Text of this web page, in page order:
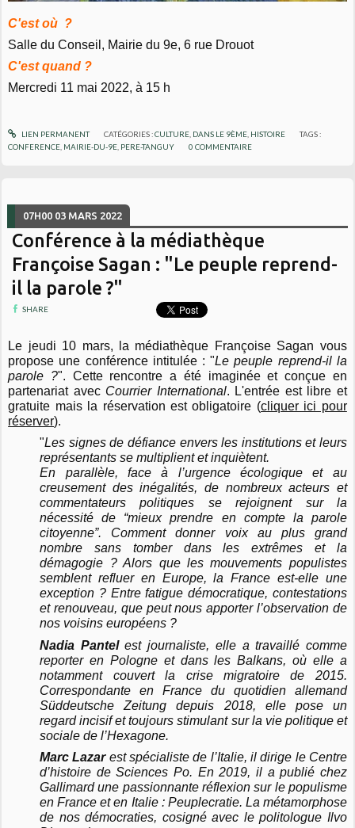
C'est où ?
Salle du Conseil, Mairie du 9e, 6 rue Drouot
C'est quand ?
Mercredi 11 mai 2022, à 15 h
LIEN PERMANENT CATÉGORIES :CULTURE, DANS LE 9ÈME, HISTOIRE
TAGS :
CONFERENCE MAIRIE-DU-9E PERE-TANGUY 0 COMMENTAIRE
07H00 03 MARS 2022
Conférence à la médiathèque
Françoise Sagan : "Le peuple reprend-
il la parole ?"
SHARE
Le jeudi 10 mars, la médiathèque Françoise Sagan vous
propose une conférence intitulée : "Le peuple reprend-il la
parole ?". Cetterencontre a été imaginée et conçue en
partenariat avec Courrier International. L'entrée est libre et
gratuite mais la réservation est obligatoire (cliquer ici pour
réserver).
"Les signes de défiance envers les institutions et leurs
représentants se multiplient et inquiètent.
En parallèle, face à l’urgence écologique et au
creusement des inégalités, de nombreux acteurs et
commentateurs politiques se rejoignent sur la
nécessité de “mieux prendre en compte la parole
citoyenne”. Comment donner voix au plus grand
nombre sans tomber dans les extrêmes et la
démagogie ? Alors que les mouvements populistes
semblent refluer en Europe, la France est-elle une
exception ? Entre fatigue démocratique, contestations
et renouveau, que peut nous apporter l’observation de
nos voisins européens ?
Nadia Pantelest journaliste, elle a travaillé comme
reporter en Pologne et dans les Balkans, où elle a
notamment couvert la crise migratoire de 2015.
Correspondante en France du quotidien allemand
Süddeutsche Zeitung depuis 2018, elle pose un
regard incisif et toujours stimulant sur la vie politique et
sociale de l’Hexagone.
Marc Lazar est spécialiste de l’Italie, il dirige le Centre
d’histoire de Sciences Po. En 2019, il a publié chez
Gallimard une passionnante réflexion sur le populisme
en France et en Italie : Peuplecratie. La métamorphose
de nos démocraties, cosigné avec le politologue Ilvo